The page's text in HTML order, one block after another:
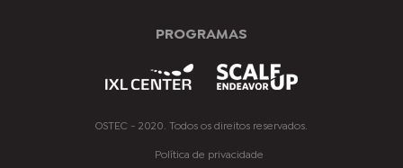
PROGRAMAS
OSTEC - 2020. Todos os direitos reservados.
Política de privacidade